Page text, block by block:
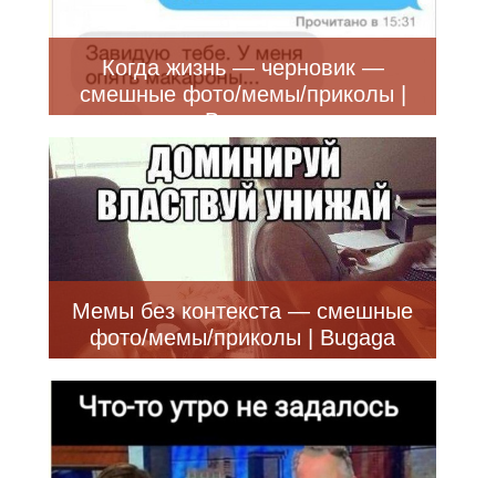
Когда жизнь — черновик —
смешные фото/мемы/приколы |
Bugaga
Мемы без контекста — смешные
фото/мемы/приколы | Bugaga